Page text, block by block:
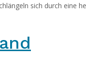
sich durch eine